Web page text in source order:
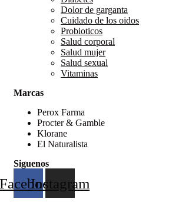
Dolor de garganta
Cuidado de los oidos
Probioticos
Salud corporal
Salud mujer
Salud sexual
Vitaminas
Marcas
Perox Farma
Procter & Gamble
Klorane
El Naturalista
Siguenos
Instagram